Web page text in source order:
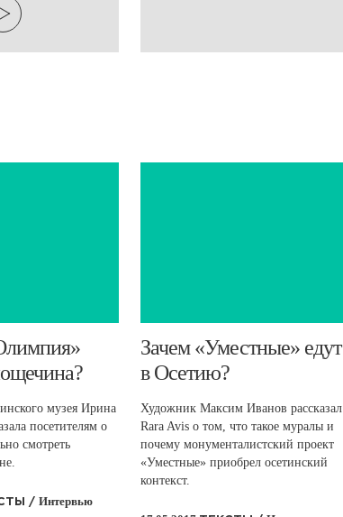
музея Ирина
посетителям о
смотреть
/ Интервью
​Зачем «Уместные» едут
в Осетию?
Художник Максим Иванов рассказал
Rara Avis о том, что такое муралы и
почему монументалистский проект
«Уместные» приобрел осетинский
контекст.